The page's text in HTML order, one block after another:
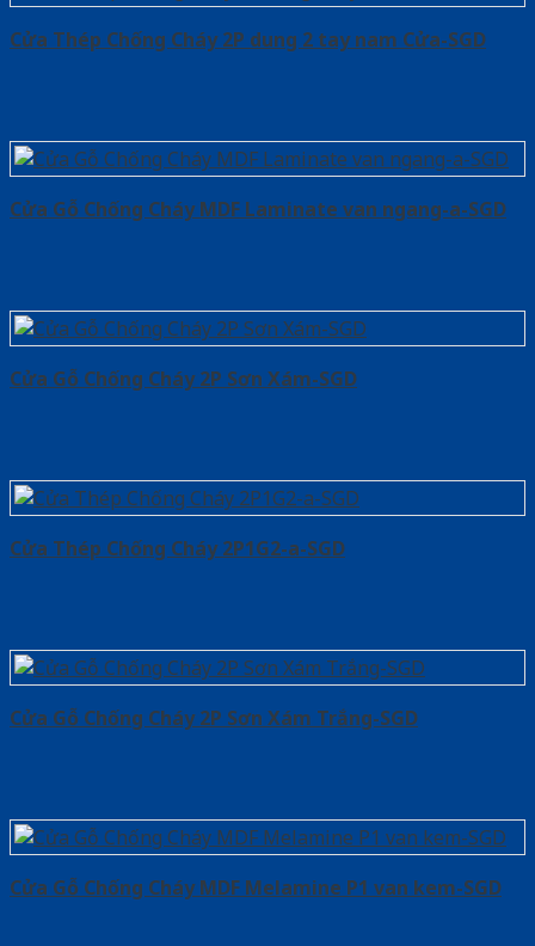
Cửa Thép Chống Cháy 2P dung 2 tay nam Cửa-SGD
Cửa Gỗ Chống Cháy MDF Laminate van ngang-a-SGD
Cửa Gỗ Chống Cháy 2P Sơn Xám-SGD
Cửa Thép Chống Cháy 2P1G2-a-SGD
Cửa Gỗ Chống Cháy 2P Sơn Xám Trắng-SGD
Cửa Gỗ Chống Cháy MDF Melamine P1 van kem-SGD